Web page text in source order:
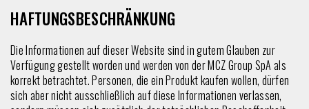
HAFTUNGSBESCHRÄNKUNG
Die Informationen auf dieser Website sind in gutem Glauben zur
Verfügung gestellt worden und werden von der MCZ Group SpA als
korrekt betrachtet. Personen, die ein Produkt kaufen wollen, dürfen
sich aber nicht ausschließlich auf diese Informationen verlassen,